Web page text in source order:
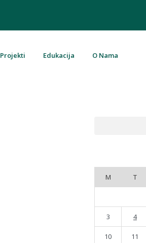
Projekti Edukacija O Nama
M
T
3 4
10 11